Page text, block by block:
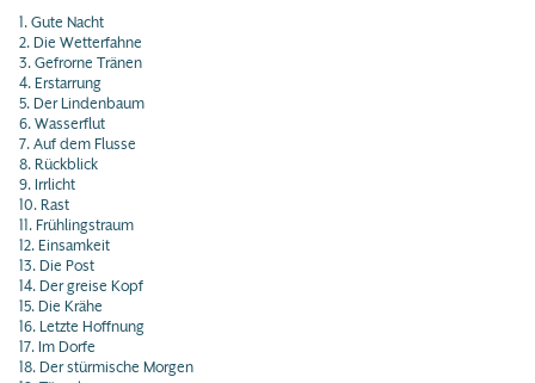
1. Gute Nacht
2. Die Wetterfahne
3. Gefrorne Tränen
4. Erstarrung
5. Der Lindenbaum
6. Wasserflut
7. Auf dem Flusse
8. Rückblick
9. Irrlicht
10. Rast
11. Frühlingstraum
12. Einsamkeit
13. Die Post
14. Der greise Kopf
15. Die Krähe
16. Letzte Hoffnung
17. Im Dorfe
18. Der stürmische Morgen